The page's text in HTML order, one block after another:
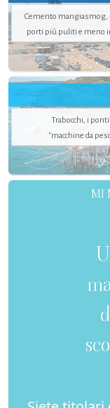
Cemento mangiasmog,
porti più puliti e meno
Trabocchi, i
"macchine da
MI